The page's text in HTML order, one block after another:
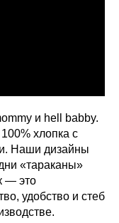
и hell babby.
хлопка с
Наши дизайны
«тараканы»
— это
удобство и стеб